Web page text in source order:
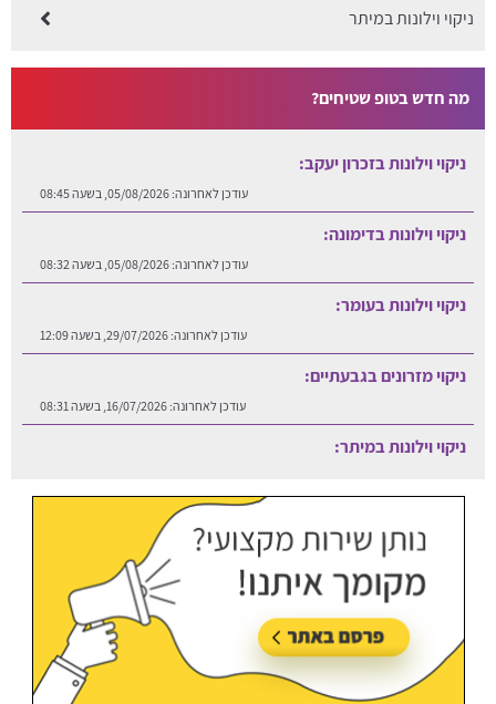
ניקוי וילונות במיתר
מה חדש בטופ שטיחים?
ניקוי וילונות בדימונה:
ניקוי וילונות בעומר:
ניקוי מזרונים בגבעתיים:
ניקוי וילונות במיתר: